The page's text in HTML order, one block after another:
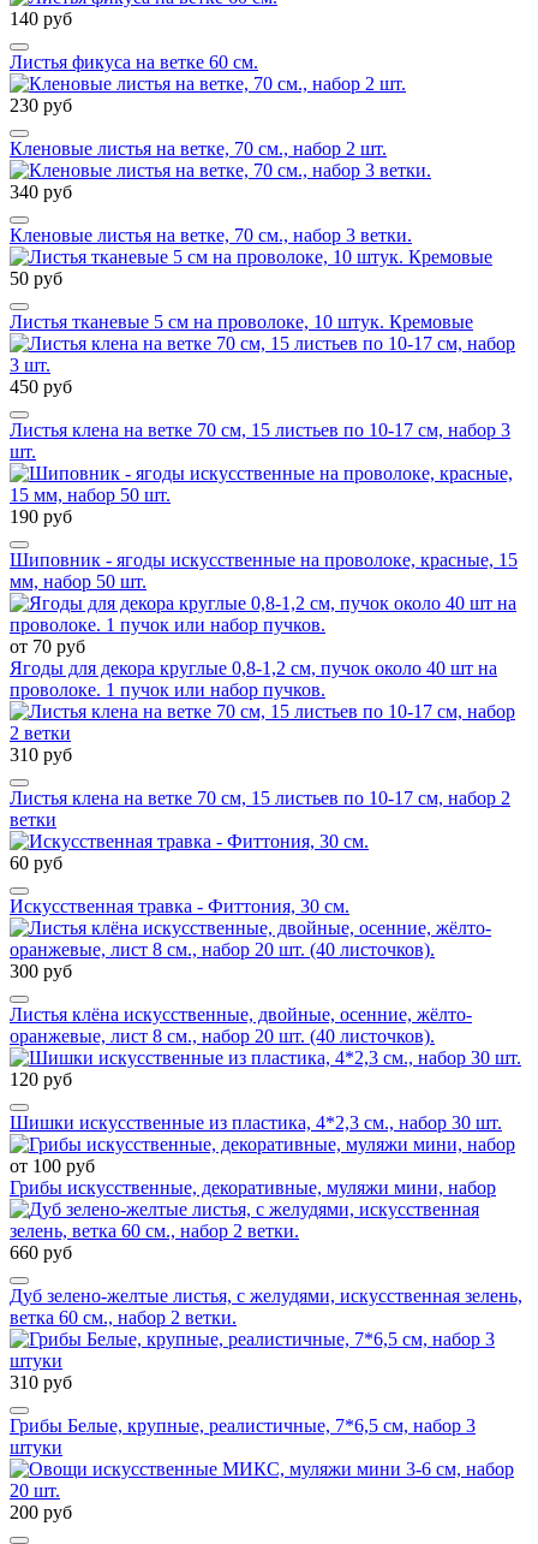
140 руб
Листья фикуса на ветке 60 см.
230 руб
Кленовые листья на ветке, 70 см., набор 2 шт.
340 руб
Кленовые листья на ветке, 70 см., набор 3 ветки.
50 руб
Листья тканевые 5 см на проволоке, 10 штук. Кремовые
450 руб
Листья клена на ветке 70 см, 15 листьев по 10-17 см, набор 3
шт.
190 руб
Шиповник - ягоды искусственные на проволоке, красные, 15
мм, набор 50 шт.
от 70 руб
Ягоды для декора круглые 0,8-1,2 см, пучок около 40 шт на
проволоке. 1 пучок или набор пучков.
310 руб
Листья клена на ветке 70 см, 15 листьев по 10-17 см, набор 2
ветки
60 руб
Искусственная травка - Фиттония, 30 см.
300 руб
Листья клёна искусственные, двойные, осенние, жёлто-
оранжевые, лист 8 см., набор 20 шт. (40 листочков).
120 руб
Шишки искусственные из пластика, 4*2,3 см., набор 30 шт.
от 100 руб
Грибы искусственные, декоративные, муляжи мини, набор
660 руб
Дуб зелено-желтые листья, с желудями, искусственная зелень,
ветка 60 см., набор 2 ветки.
310 руб
Грибы Белые, крупные, реалистичные, 7*6,5 см, набор 3
штуки
200 руб